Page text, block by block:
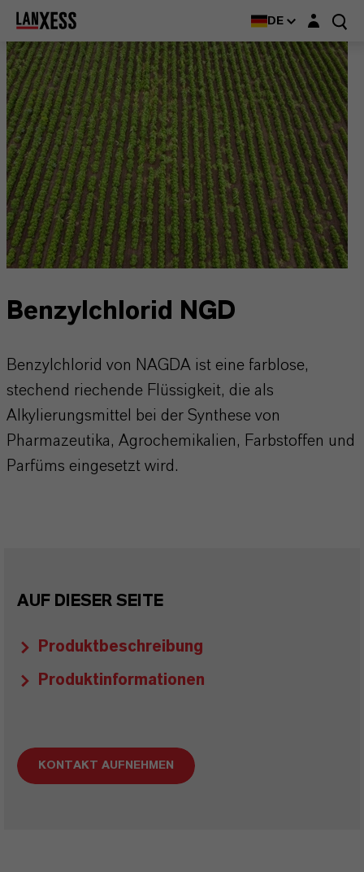
DE Login-Maske
Benzylchlorid NGD
Benzylchlorid von NAGDA ist eine farblose,
stechend riechende Flüssigkeit, die als
Alkylierungsmittel bei der Synthese von
Pharmazeutika, Agrochemikalien, Farbstoffen und
Parfüms eingesetzt wird.
AUF DIESER SEITE
Produktbeschreibung
Produktinformationen
KONTAKT AUFNEHMEN